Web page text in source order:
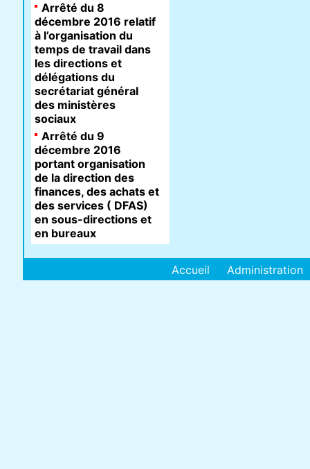
Arrêté du 8
décembre 2016 relatif
à l’organisation du
temps de travail dans
les directions et
délégations du
secrétariat général
des ministères
sociaux
Arrêté du 9
décembre 2016
portant organisation
de la direction des
finances, des achats et
des services ( DFAS)
en sous-directions et
en bureaux
Accueil Administration